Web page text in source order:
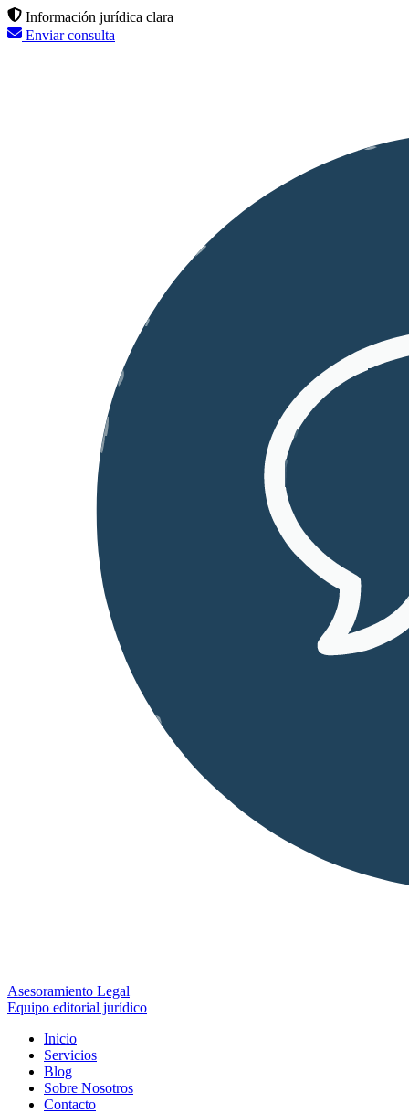
Información jurídica clara
Enviar consulta
Asesoramiento Legal
Equipo editorial jurídico
Inicio
Servicios
Blog
Sobre Nosotros
Contacto